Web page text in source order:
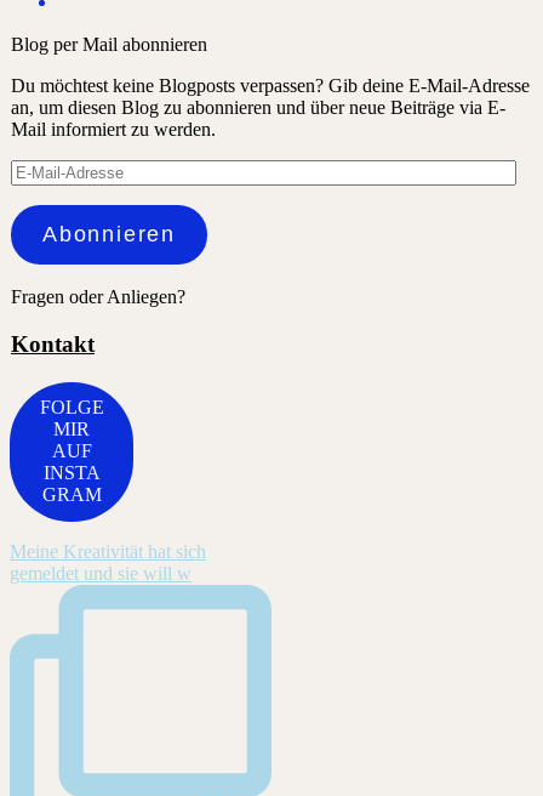
Blog per Mail abonnieren
Du möchtest keine Blogposts verpassen? Gib deine E-Mail-Adresse
an, um diesen Blog zu abonnieren und über neue Beiträge via E-
Mail informiert zu werden.
E-
Mail-
Adresse
Abonnieren
Fragen oder Anliegen?
Kontakt
FOLGE
MIR
AUF
INSTA
GRAM
Meine Kreativität hat sich
gemeldet und sie will w